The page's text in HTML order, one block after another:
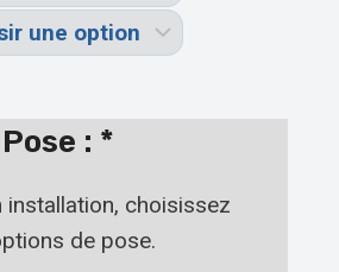
: *
choisissez
de pose.